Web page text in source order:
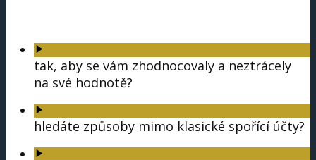
tak, aby se vám zhodnocovaly a neztrácely
na své hodnotě?
hledáte způsoby mimo klasické spořící účty?